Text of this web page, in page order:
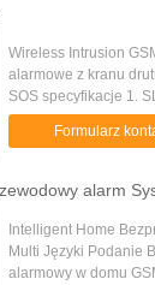
Wireless Intrusion
alarmowe z kranu
SOS specyfikacje 1.
funkcjami.
prawie wszystkie
Formularz
alarm
Intelligent Home
Multi Języki Podanie
alarmowy w domu